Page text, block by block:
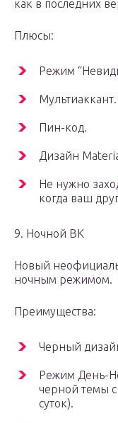
как в последних
Плюсы:
Режим
Мультиаккант.
Пин-код.
Дизайн
Не нужно
когда ваш
9. Ночной ВК
Новый
ночным режимом.
Преимущества:
Черный
Режим День-
черной темы
суток).